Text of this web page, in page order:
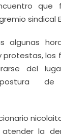
que
sindical
algunas
protestas, los
del
de
atender la